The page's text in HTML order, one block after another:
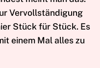
Vervollständigung
Stück für Stück. Es
einem Mal alles zu